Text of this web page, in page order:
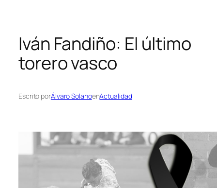
Iván Fandiño: El último
torero vasco
Escrito porÁlvaro SolanoenActualidad